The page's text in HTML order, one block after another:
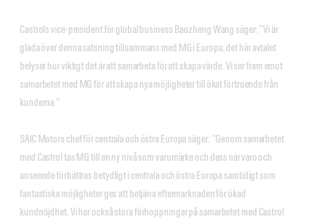
Castrols vice-president för global business Baozheng Wang säger: ”Vi är
glada över denna satsning tillsammans med MG i Europa, det här avtalet
belyser hur viktigt det är att samarbeta för att skapa värde. Vi ser fram emot
samarbetet med MG för att skapa nya möjligheter till ökat förtroende från
kunderna.”
SAIC Motors chef för centrala och östra Europa säger: ”Genom samarbetet
med Castrol tas MG till en ny nivå som varumärke och dess närvaro och
anseende förbättras betydligt i centrala och östra Europa samtidigt som
fantastiska möjligheter ges att betjäna eftermarknaden för ökad
kundnöjdhet. Vi har också stora förhoppningar på samarbetet med Castrol